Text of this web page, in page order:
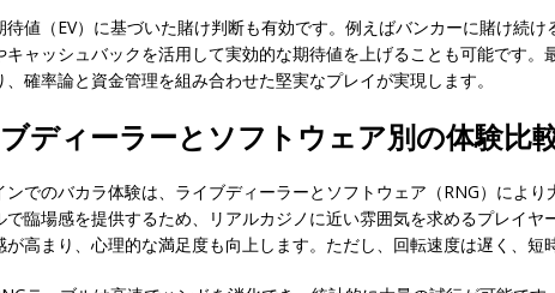
待値（EV）に基づいた賭け判断も有効です。例えばバンカーに賭け続
キャッシュバックを活用して実効的な期待値を上げることも可能です
、確率論と資金管理を組み合わせた堅実なプレイが実現します。
ディーラーとソフトウェア別の体験比
ンでのバカラ体験は、ライブディーラーとソフトウェア（RNG）によ
で臨場感を提供するため、リアルカジノに近い雰囲気を求めるプレイ
が高まり、心理的な満足度も向上します。ただし、回転速度は遅く、短